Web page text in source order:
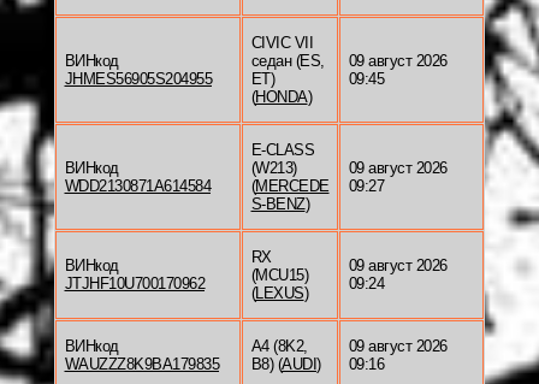
ВИНкод
JHMES56905S204955
CIVIC VII
седан (ES,
ET)
(HONDA)
09 август 2026
09:45
ВИНкод
WDD2130871A614584
E-CLASS
(W213)
(MERCEDE
S-BENZ)
09 август 2026
09:27
ВИНкод
JTJHF10U700170962
RX
(MCU15)
(LEXUS)
09 август 2026
09:24
ВИНкод
WAUZZZ8K9BA179835
A4 (8K2,
B8) (AUDI )
09 август 2026
09:16